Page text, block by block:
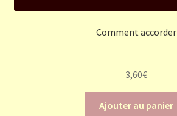
Comment accorder
3,60€
Ajouter au panier